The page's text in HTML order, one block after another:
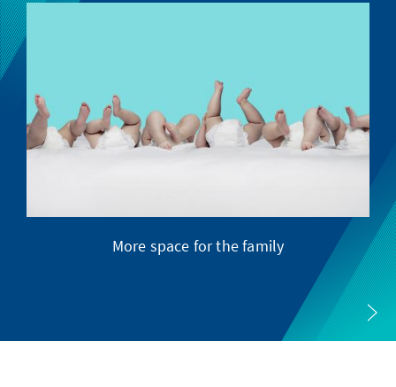
More space for the family